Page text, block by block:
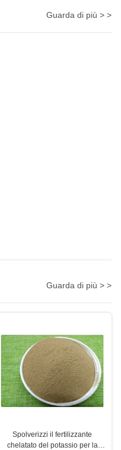
Guarda di più > >
Guarda di più > >
Spolverizzi il fertilizzante
chelatato del potassio per la